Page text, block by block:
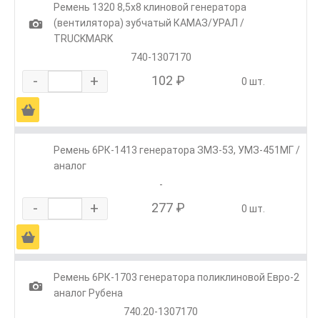
1
Ремень 1320 8,5х8 клиновой генератора
(вентилятора) зубчатый КАМАЗ/УРАЛ /
TRUCKMARK
740-1307170
- + 102 ₽ 0 шт.
Ä
Ремень 6РК-1413 генератора ЗМЗ-53, УМЗ-451МГ /
аналог
-
- + 277 ₽ 0 шт.
Ä
1
Ремень 6РК-1703 генератора поликлиновой Евро-2
аналог Рубена
740.20-1307170